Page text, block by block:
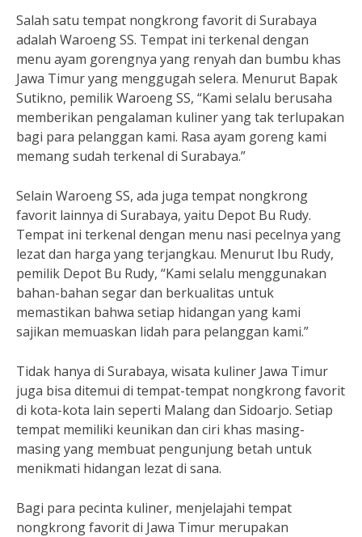
Salah satu tempat nongkrong favorit di Surabaya
adalah Waroeng SS. Tempat ini terkenal dengan
menu ayam gorengnya yang renyah dan bumbu khas
Jawa Timur yang menggugah selera. Menurut Bapak
Sutikno, pemilik Waroeng SS, “Kami selalu berusaha
memberikan pengalaman kuliner yang tak terlupakan
bagi para pelanggan kami. Rasa ayam goreng kami
memang sudah terkenal di Surabaya.”
Selain Waroeng SS, ada juga tempat nongkrong
favorit lainnya di Surabaya, yaitu Depot Bu Rudy.
Tempat ini terkenal dengan menu nasi pecelnya yang
lezat dan harga yang terjangkau. Menurut Ibu Rudy,
pemilik Depot Bu Rudy, “Kami selalu menggunakan
bahan-bahan segar dan berkualitas untuk
memastikan bahwa setiap hidangan yang kami
sajikan memuaskan lidah para pelanggan kami.”
Tidak hanya di Surabaya, wisata kuliner Jawa Timur
juga bisa ditemui di tempat-tempat nongkrong favorit
di kota-kota lain seperti Malang dan Sidoarjo. Setiap
tempat memiliki keunikan dan ciri khas masing-
masing yang membuat pengunjung betah untuk
menikmati hidangan lezat di sana.
Bagi para pecinta kuliner, menjelajahi tempat
nongkrong favorit di Jawa Timur merupakan